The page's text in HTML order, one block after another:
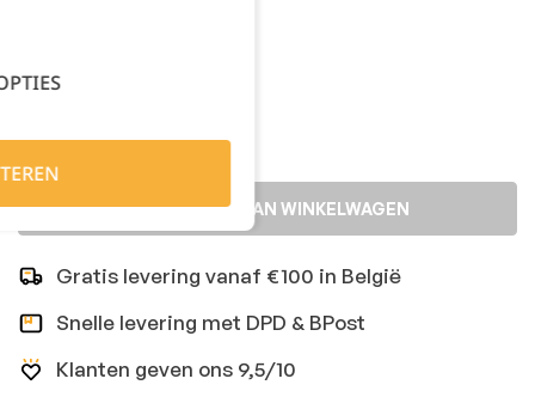
Kies je aantal:
TOEVOEGEN AAN WINKELWAGEN
Gratis levering vanaf €100 in België
Snelle levering met DPD & BPost
Klanten geven ons 9,5/10